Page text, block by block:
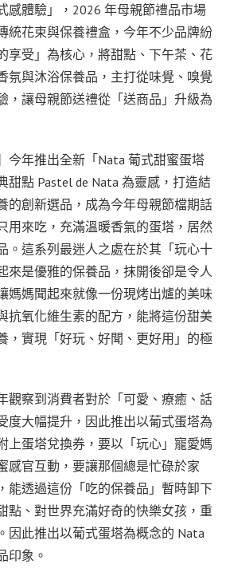
感體驗」，2026 年母親節禮品市場
統花束與保養禮盒，今年不少品牌紛
享受」為核心，將甜點、下午茶、花
氛與沐浴保養品，主打從味覺、嗅覺
，讓母親節送禮從「送商品」升級為
今年推出全新「Nata 葡式甜蜜蛋塔
甜點 Pastel de Nata 為靈感，打造結
的創新選品，成為今年母親節檔期話
用來吃，充滿溫暖香氣的蛋塔，居然
。這系列最迷人之處在於其「玩心十
來是優雅的保養品，抹開後卻是令人
媽媽聞起來就像一份現烤出爐的美味
抗氧化維生素的配方，能將這份甜美
，實現「好玩、好聞、更好用」的極
觀察到消費者對於「可愛、療癒、話
度大幅提升，因此推出以葡式蛋塔為
上蛋塔兌換券，要以「玩心」寵愛媽
感官互動，要讓那個總是忙碌於家
能透過這份「吃的保養品」暫時卸下
點、對世界充滿好奇的快樂女孩，重
因此推出以葡式蛋塔為概念的 Nata
印象。